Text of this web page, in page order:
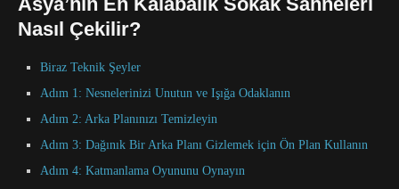
Nasıl Çekilir?
Biraz Teknik Şeyler
Adım 1: Nesnelerinizi Unutun ve Işığa Odaklanın
Adım 2: Arka Planınızı Temizleyin
Adım 3: Dağınık Bir Arka Planı Gizlemek için Ön Plan Kullanın
Adım 4: Katmanlama Oyununu Oynayın